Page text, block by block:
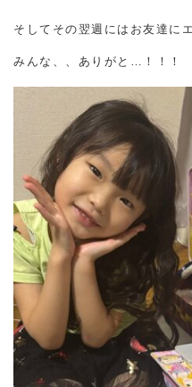
そしてその翌週にはお友達に
みんな、、ありがと…！！！